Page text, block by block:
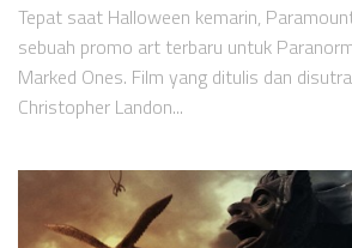
Tepat saat Halloween kemarin,
sebuah promo art terbaru untuk
Marked Ones. Film yang ditulis dan
Christopher Landon...